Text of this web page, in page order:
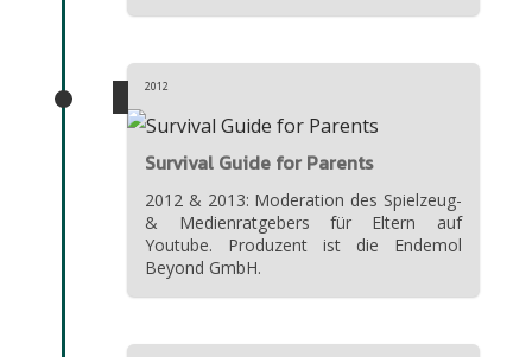
Survival Guide for Parents
2012
2012 & 2013: Moderation des Spielzeug-
& Medienratgebers für Eltern auf
Youtube. Produzent ist die Endemol
Beyond GmbH.